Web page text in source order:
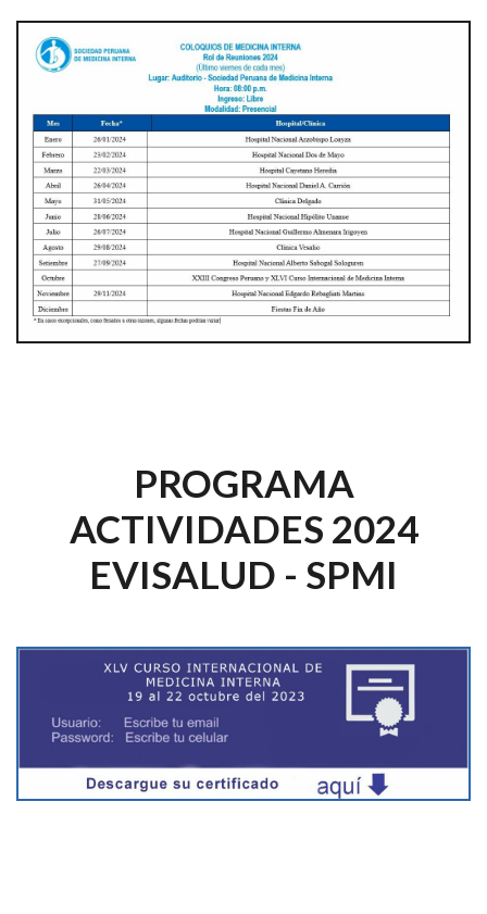
PROGRAMA
ACTIVIDADES 2024
EVISALUD - SPMI